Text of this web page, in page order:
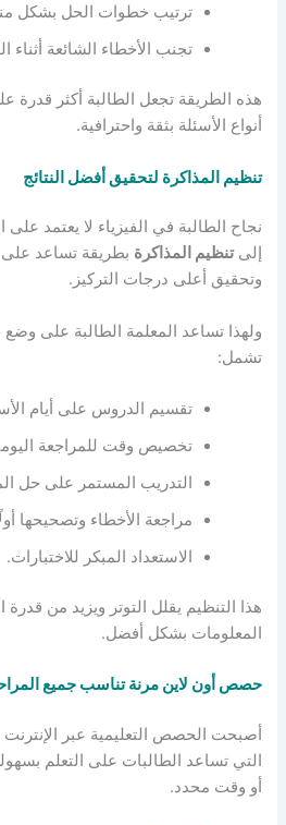
ترتيب خطوات الحل بشكل
تجنب الأخطاء الشائعة أثناء
هذه الطريقة تجعل الطالبة أكثر قدرة
أنواع الأسئلة بثقة واحترافية.
تنظيم المذاكرة لتحقيق أفضل النتائج
نجاح الطالبة في الفيزياء لا يعتمد
إلىتنظيم المذاكرة بطريقة تساعد
وتحقيق أعلى درجات التركيز.
ولهذا تساعد المعلمة الطالبة على
تشمل:
تقسيم الدروس على أيام
تخصيص وقت للمراجعة
التدريب المستمر على حل
مراجعة الأخطاء وتصحيحها
الاستعداد المبكر للاختبارات.
هذا التنظيم يقلل التوتر ويزيد من
المعلومات بشكل أفضل.
حصص أون لاين مرنة تناسب جميع
أصبحت الحصص التعليمية عبر
التي تساعد الطالبات على التعلم
أو وقت محدد.